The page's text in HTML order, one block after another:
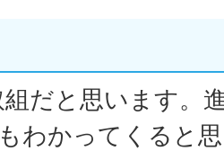
だと思います。
わかってくると